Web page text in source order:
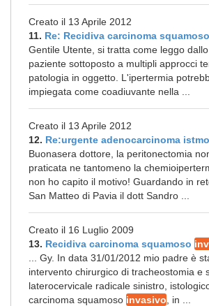
Creato il 13 Aprile 2012
11. Re: Recidiva carcinoma squamoso
Gentile Utente, si tratta come leggo
paziente sottoposto a multipli approcci
patologia in oggetto. L'ipertermia
impiegata come coadiuvante nella ...
Creato il 13 Aprile 2012
12. Re:urgente adenocarcinoma
Buonasera dottore, la peritonectomia
praticata ne tantomeno la
non ho capito il motivo! Guardando in
San Matteo di Pavia il dott Sandro ...
Creato il 16 Luglio 2009
13. Recidiva carcinoma squamoso
... Gy. In data 31/01/2012 mio padre è
intervento chirurgico di tracheostomia e
laterocervicale radicale sinistro,
carcinoma squamoso invasivo , in ...